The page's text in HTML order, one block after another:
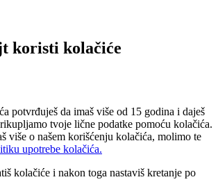
koristi kolačiće
potvrđuješ da imaš više od 15 godina i daješ
tvoje lične podatke pomoću kolačića.
više o našem korišćenju kolačića, molimo te
upotrebe kolačića.
kolačiće i nakon toga nastaviš kretanje po